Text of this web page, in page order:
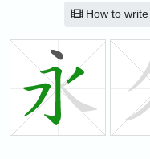
How to write